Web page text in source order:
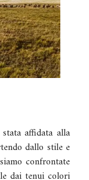
affidata alla
dallo stile e
confrontate
dai tenui colori